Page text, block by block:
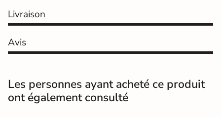
Coefficient
antidérapant
Résistance à
l'usure
Gr4 - Très résistant
Bords rectifié
Livraison
Avis
Les personnes ayant acheté ce produit
ont également consulté